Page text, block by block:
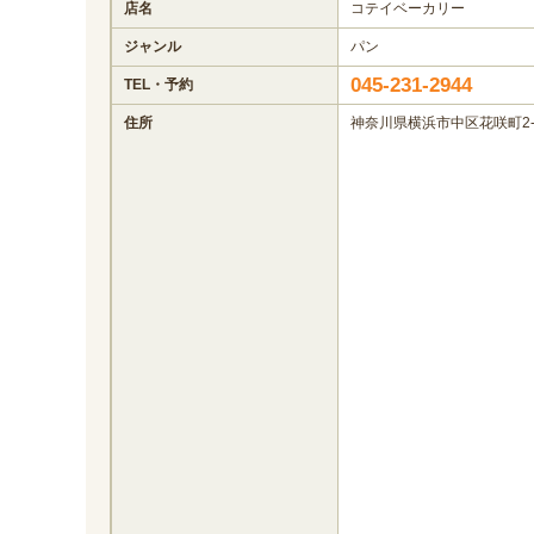
店名 コテイベーカリー
ジャンル パン
TEL・予約 045-231-2944
住所 神奈川県横浜市中区花咲町